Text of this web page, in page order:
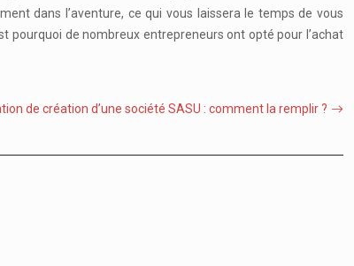
dans l’aventure, ce qui vous laissera le temps de vous
pourquoi de nombreux entrepreneurs ont opté pour l’achat
de création d’une société SASU : comment la remplir ?